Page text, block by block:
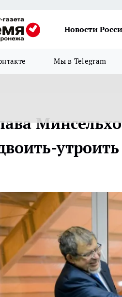
Новости
Мы в Telegram